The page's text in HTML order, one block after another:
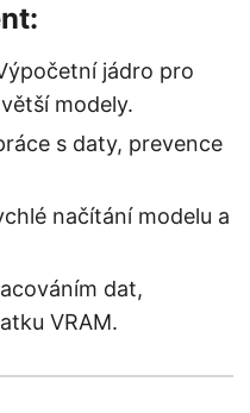
jádro pro
modely.
s daty, prevence
načítání modelu a
dat,
VRAM.